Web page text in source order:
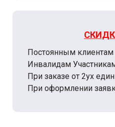
Постоянным
Инвалидам
При заказе от 2ух
При оформлении